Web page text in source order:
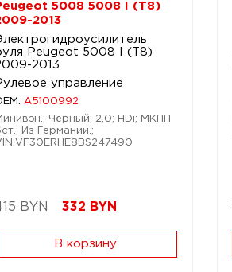
5008 5008 I (T8)
2013
Peugeot 5008 I (T8)
2013
управление
A5100992
Чёрный; 2,0; HDi; МКПП
Из Германии.;
BYN 332 BYN
В корзину